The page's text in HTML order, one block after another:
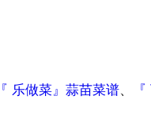
『 乐做菜』蒜苗菜谱、